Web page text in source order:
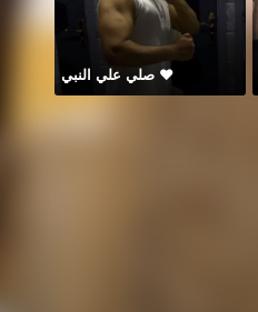
صلي علي النبي ♥️